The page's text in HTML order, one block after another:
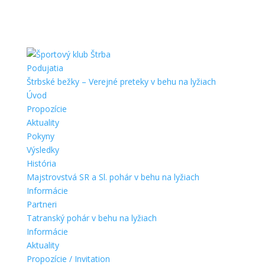
Podujatia
Štrbské bežky – Verejné preteky v behu na lyžiach
Úvod
Propozície
Aktuality
Pokyny
Výsledky
História
Majstrovstvá SR a Sl. pohár v behu na lyžiach
Informácie
Partneri
Tatranský pohár v behu na lyžiach
Informácie
Aktuality
Propozície / Invitation